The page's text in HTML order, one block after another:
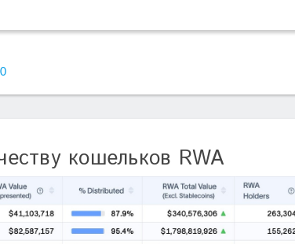
0
кошельков RWA